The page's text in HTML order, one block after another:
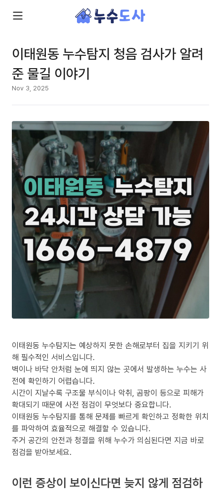
이태원동 누수탐지 청음 검사가 알려
준 물길 이야기
Nov 3, 2025
이태원동 누수탐지는 예상하지 못한 손해로부터 집을 지키기 위
해 필수적인 서비스입니다.
벽이나 바닥 안처럼 눈에 띄지 않는 곳에서 발생하는 누수는 사
전에 확인하기 어렵습니다.
시간이 지날수록 구조물 부식이나 악취, 곰팡이 등으로 피해가
확대되기 때문에 사전 점검이 무엇보다 중요합니다.
이태원동 누수탐지를 통해 문제를 빠르게 확인하고 정확한 위치
를 파악하여 효율적으로 해결할 수 있습니다.
주거 공간의 안전과 청결을 위해 누수가 의심된다면 지금 바로
점검을 받아보세요.
이런 증상이 보이신다면 늦지 않게 점검하